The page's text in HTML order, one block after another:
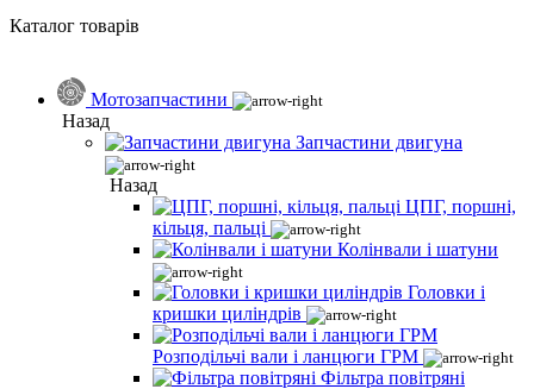
Каталог товарів
Мотозапчастини
Назад
Запчастини двигуна
Назад
ЦПГ, поршні,
кільця, пальці
Колінвали і шатуни
Головки і
кришки циліндрів
Розподільчі вали і ланцюги ГРМ
Фільтра повітряні